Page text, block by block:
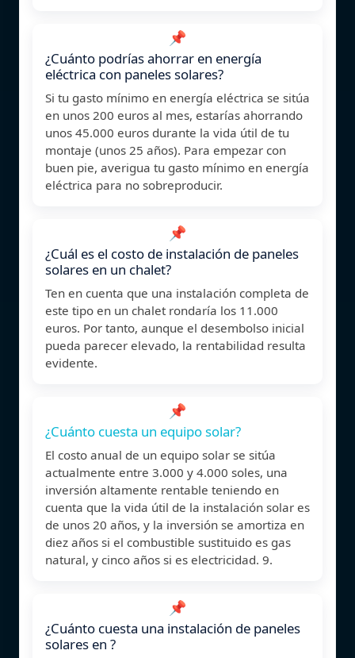
📌
¿Cuánto podrías ahorrar en energía
eléctrica con paneles solares?
Si tu gasto mínimo en energía eléctrica se sitúa
en unos 200 euros al mes, estarías ahorrando
unos 45.000 euros durante la vida útil de tu
montaje (unos 25 años). Para empezar con
buen pie, averigua tu gasto mínimo en energía
eléctrica para no sobreproducir.
📌
¿Cuál es el costo de instalación de paneles
solares en un chalet?
Ten en cuenta que una instalación completa de
este tipo en un chalet rondaría los 11.000
euros. Por tanto, aunque el desembolso inicial
pueda parecer elevado, la rentabilidad resulta
evidente.
📌
¿Cuánto cuesta un equipo solar?
El costo anual de un equipo solar se sitúa
actualmente entre 3.000 y 4.000 soles, una
inversión altamente rentable teniendo en
cuenta que la vida útil de la instalación solar es
de unos 20 años, y la inversión se amortiza en
diez años si el combustible sustituido es gas
natural, y cinco años si es electricidad. 9.
📌
¿Cuánto cuesta una instalación de paneles
solares en ?